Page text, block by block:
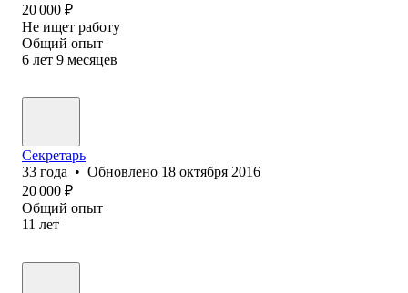
20 000 ₽
Не ищет работу
Общий опыт
6 лет 9 месяцев
Секретарь
33 года • Обновлено 18 октября 2016
20 000 ₽
Общий опыт
11 лет